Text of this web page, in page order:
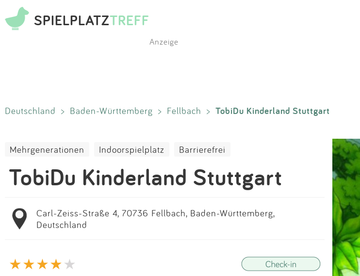
SPIELPLATZTREFF
App
Blog
Partner
Kontakt
Impressum
Anmelden
Anzeige
Deutschland > Baden-Württemberg > Fellbach > TobiDu Kinderland Stuttgart
Mehrgenerationen Indoorspielplatz Barrierefrei
TobiDu Kinderland Stuttgart
Carl-Zeiss-Straße 4, 70736 Fellbach, Baden-Württemberg,
Deutschland